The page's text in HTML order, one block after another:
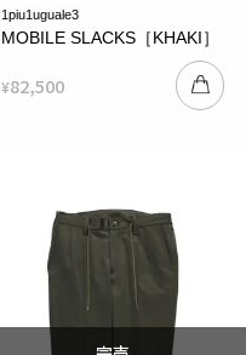
1piu1uguale3
MOBILE SLACKS［KHAKI］
¥82,500